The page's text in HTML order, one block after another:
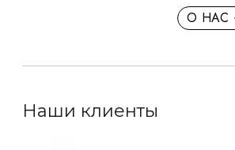
О НАС
Наши клиенты